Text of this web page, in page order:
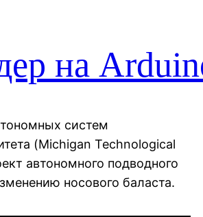
на
систем
(Michigan Technological
автономного подводного
носового баласта.